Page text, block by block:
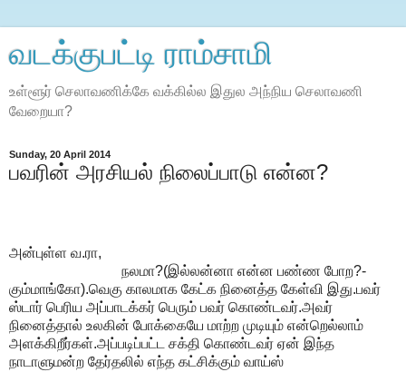
வடக்குபட்டி ராம்சாமி
உள்ளூர் செலாவணிக்கே வக்கில்ல இதுல அந்நிய செலாவணி
வேறையா?
Sunday, 20 April 2014
பவரின் அரசியல் நிலைப்பாடு என்ன?
அன்புள்ள வ.ரா,
நலமா?(இல்லன்னா என்ன பண்ண போற?-
கும்மாங்கோ).வெகு காலமாக கேட்க நினைத்த கேள்வி இது.பவர்
ஸ்டார் பெரிய அப்பாடக்கர் பெரும் பவர் கொண்டவர்.அவர்
நினைத்தால் உலகின் போக்கையே மாற்ற முடியும் என்றெல்லாம்
அளக்கிறீர்கள்.அப்படிப்பட்ட சக்தி கொண்டவர் ஏன் இந்த
நாடாளுமன்ற தேர்தலில் எந்த கட்சிக்கும் வாய்ஸ்